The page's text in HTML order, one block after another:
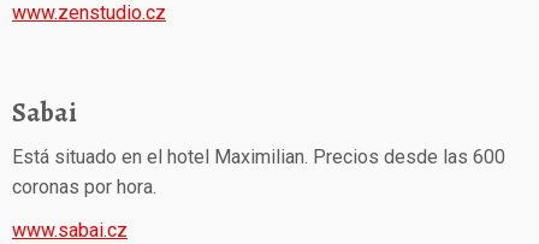
www.zenstudio.cz
Sabai
Está situado en el hotel Maximilian. Precios desde las 600
coronas por hora.
www.sabai.cz